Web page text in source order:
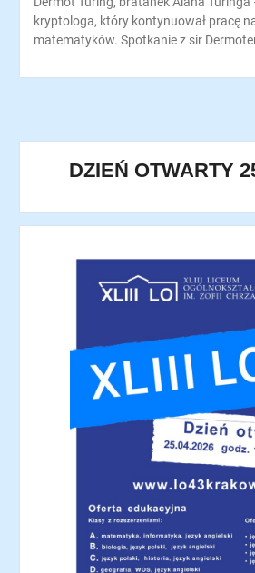
kryptologa, który kontynuował pracę
matematyków. Spotkanie z sir
DZIEŃ OTWARTY